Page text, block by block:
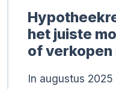
het juiste
of verkopen
In augustus